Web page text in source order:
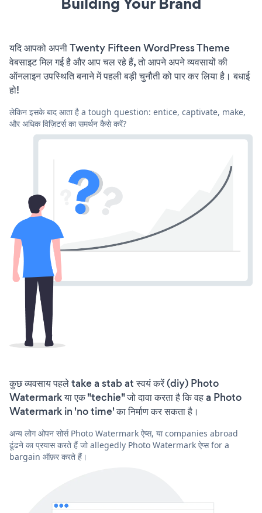
यदि आपको अपनी Twenty Fifteen WordPress Theme
वेबसाइट मिल गई है और आप चल रहे हैं, तो आपने अपने व्यवसायों की
ऑनलाइन उपस्थिति बनाने में पहली बड़ी चुनौती को पार कर लिया है। बधाई
हो!
लेकिन इसके बाद आता है a tough question: entice, captivate, make,
और अधिक विज़िटर्स का समर्थन कैसे करें?
कुछ व्यवसाय पहले take a stab at स्वयं करें (diy) Photo
Watermark या एक "techie" जो दावा करता है कि वह a Photo
Watermark in 'no time' का निर्माण कर सकता है।
अन्य लोग ओपन सोर्स Photo Watermark ऐप्स, या companies abroad
ढूंढने का प्रयास करते हैं जो allegedly Photo Watermark ऐप्स for a
bargain ऑफ़र करते हैं।